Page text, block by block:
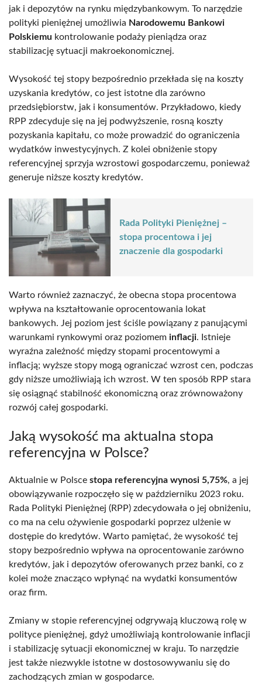
jak i depozytów na rynku międzybankowym. To narzędzie
polityki pieniężnej umożliwia Narodowemu Bankowi
Polskiemu kontrolowanie podaży pieniądza oraz
stabilizację sytuacji makroekonomicznej.
Wysokość tej stopy bezpośrednio przekłada się na koszty
uzyskania kredytów, co jest istotne dla zarówno
przedsiębiorstw, jak i konsumentów. Przykładowo, kiedy
RPP zdecyduje się na jej podwyższenie, rosną koszty
pozyskania kapitału, co może prowadzić do ograniczenia
wydatków inwestycyjnych. Z kolei obniżenie stopy
referencyjnej sprzyja wzrostowi gospodarczemu, ponieważ
generuje niższe koszty kredytów.
Rada Polityki Pieniężnej –
stopa procentowa i jej
znaczenie dla gospodarki
Warto również zaznaczyć, że obecna stopa procentowa
wpływa na kształtowanie oprocentowania lokat
bankowych. Jej poziom jest ściśle powiązany z panującymi
warunkami rynkowymi oraz poziomem inflacji. Istnieje
wyraźna zależność między stopami procentowymi a
inflacją; wyższe stopy mogą ograniczać wzrost cen, podczas
gdy niższe umożliwiają ich wzrost. W ten sposób RPP stara
się osiągnąć stabilność ekonomiczną oraz zrównoważony
rozwój całej gospodarki.
Jaką wysokość ma aktualna stopa
referencyjna w Polsce?
Aktualnie w Polsce stopa referencyjna wynosi 5,75%, a jej
obowiązywanie rozpoczęło się w październiku 2023 roku.
Rada Polityki Pieniężnej (RPP) zdecydowała o jej obniżeniu,
co ma na celu ożywienie gospodarki poprzez ulżenie w
dostępie do kredytów. Warto pamiętać, że wysokość tej
stopy bezpośrednio wpływa na oprocentowanie zarówno
kredytów, jak i depozytów oferowanych przez banki, co z
kolei może znacząco wpłynąć na wydatki konsumentów
oraz firm.
Zmiany w stopie referencyjnej odgrywają kluczową rolę w
polityce pieniężnej, gdyż umożliwiają kontrolowanie inflacji
i stabilizację sytuacji ekonomicznej w kraju. To narzędzie
jest także niezwykle istotne w dostosowywaniu się do
zachodzących zmian w gospodarce.